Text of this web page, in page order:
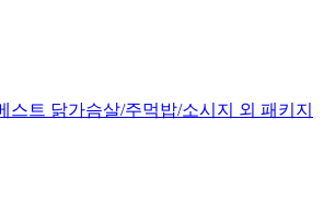
스트 닭가슴살/주먹밥/소시지 외 패키지